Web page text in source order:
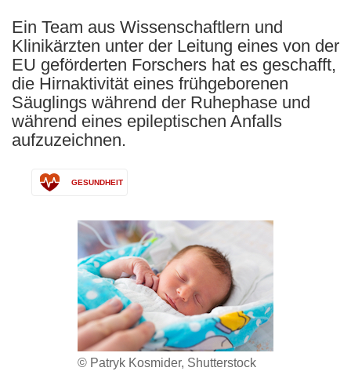
Ein Team aus Wissenschaftlern und
Klinikärzten unter der Leitung eines von der
EU geförderten Forschers hat es geschafft,
die Hirnaktivität eines frühgeborenen
Säuglings während der Ruhephase und
während eines epileptischen Anfalls
aufzuzeichnen.
GESUNDHEIT
© Patryk Kosmider, Shutterstock